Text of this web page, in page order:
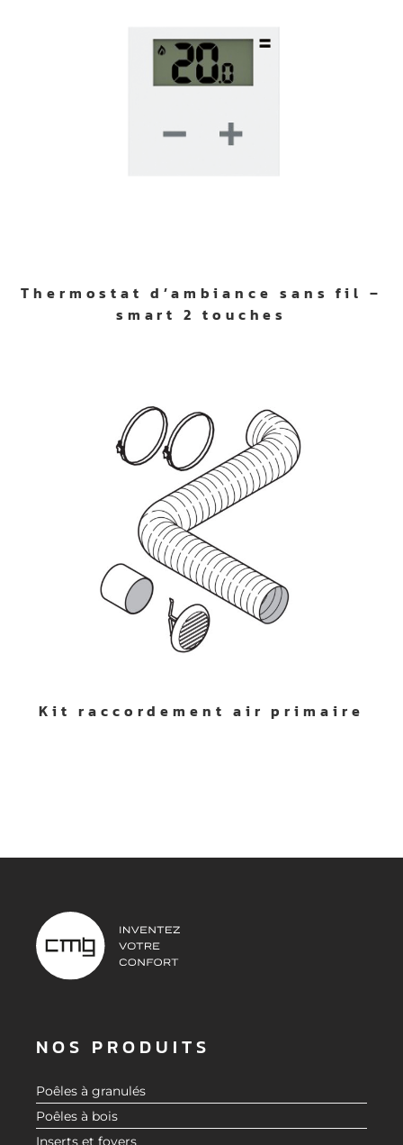
Thermostat d’ambiance sans fil –
smart 2 touches
Kit raccordement air primaire
NOS PRODUITS
Poêles à granulés
Poêles à bois
Inserts et foyers